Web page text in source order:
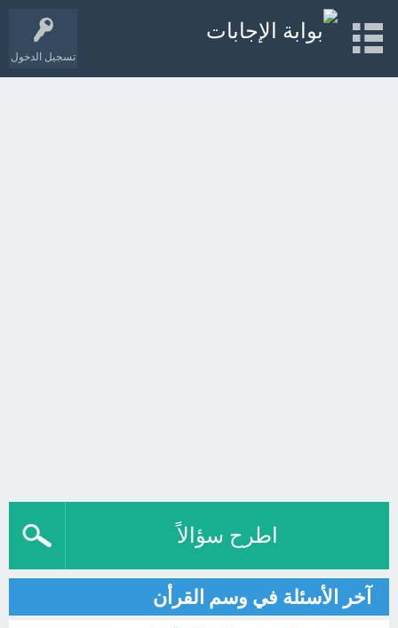
تسجيل الدخول
اطرح سؤالاً
آخر الأسئلة في وسم القرأن